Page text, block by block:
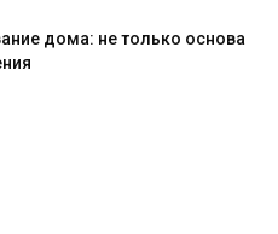
дома: не только основа